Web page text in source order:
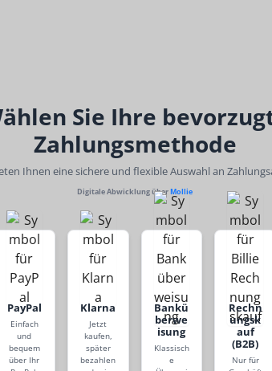
Sie Ihre
Zahlungsmethode
Ihnen eine sichere und flexible Auswahl an
Digitale Abwicklung überMollie
PayPal
Einfach
und
bequem
über Ihr
Klarna
Jetzt
kaufen,
später
bezahlen
Bankü
berwe
isung
Klassisch
e
Rechn
ungsk
auf
(B2B)
Nur für